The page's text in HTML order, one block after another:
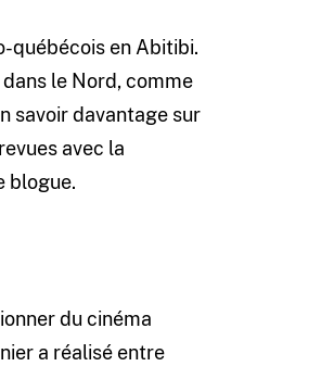
québécois en Abitibi.
le Nord, comme
savoir davantage sur
avec la
blogue.
du cinéma
a réalisé entre